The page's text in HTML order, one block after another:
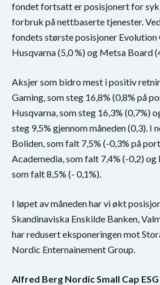
fondet fortsatt er posisjonert for
forbruk på nettbaserte tjenester.
fondets største posisjoner Evolution
Husqvarna (5,0 %) og Metsa Board
Aksjer som bidro mest i positiv
Gaming, som steg 16,8% (0,8% på
Husqvarna, som steg 16,3% (0,7%)
steg 9,5% gjennom måneden (0,3). I
Boliden, som falt 7,5% (-0,3% på
Academedia, som falt 7,4% (-0,2)
som falt 8,5% (- 0,1%).
I løpet av måneden har vi økt
Skandinaviska Enskilde Banken,
har redusert eksponeringen mot
Nordic Enternainement Group.
Alfred Berg Nordic Small Cap ESG